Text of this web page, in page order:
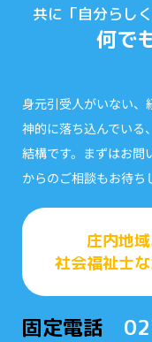
共に「自分らし
何で
身元引受人がいない、
神的に落ち込んでいる
結構です。まずはお問
からのご相談もお待ち
庄内地
社会福祉士
固定電話